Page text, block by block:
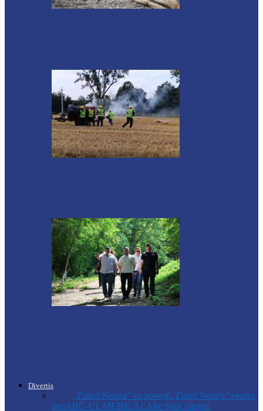
Divertis
,,Ziarul Nostru” cu povești„Ziarul Nostru” pentru
piciABC-UL MEDICALAlte ȘtiriCititorul